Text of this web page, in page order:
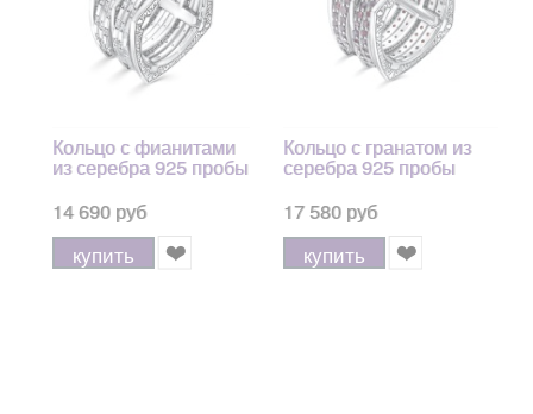
Кольцо с фианитами
из серебра 925 пробы
14 690 руб
купить
Кольцо с гранатом из
серебра 925 пробы
17 580 руб
купить